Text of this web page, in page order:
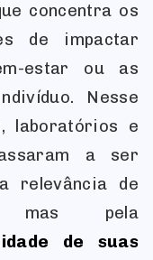
concentra os
de impactar
estar ou as
Nesse
laboratórios e
a ser
relevância de
mas pela
de suas